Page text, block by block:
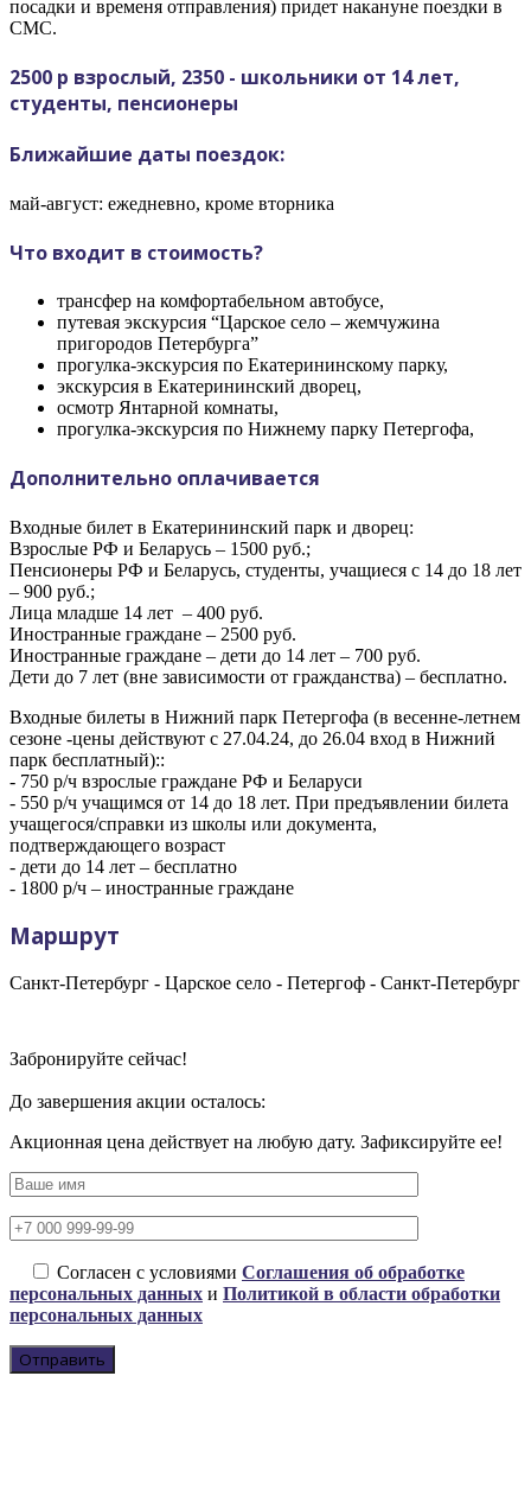
посадки и временя отправления) придет накануне поездки в
СМС.
2500 р взрослый, 2350 - школьники от 14 лет,
студенты, пенсионеры
Ближайшие даты поездок:
май-август: ежедневно, кроме вторника
Что входит в стоимость?
трансфер на комфортабельном автобусе,
путевая экскурсия “Царское село – жемчужина
пригородов Петербурга”
прогулка-экскурсия по Екатерининскому парку,
экскурсия в Екатерининский дворец,
осмотр Янтарной комнаты,
прогулка-экскурсия по Нижнему парку Петергофа,
Дополнительно оплачивается
Входные билет в Екатерининский парк и дворец:
Взрослые РФ и Беларусь – 1500 руб.;
Пенсионеры РФ и Беларусь, студенты, учащиеся с 14 до 18 лет
– 900 руб.;
Лица младше 14 лет – 400 руб.
Иностранные граждане – 2500 руб.
Иностранные граждане – дети до 14 лет – 700 руб.
Дети до 7 лет (вне зависимости от гражданства) – бесплатно.
Входные билеты в Нижний парк Петергофа (в весенне-летнем
сезоне -цены действуют с 27.04.24, до 26.04 вход в Нижний
парк бесплатный)::
- 750 р/ч взрослые граждане РФ и Беларуси
- 550 р/ч учащимся от 14 до 18 лет. При предъявлении билета
учащегося/справки из школы или документа,
подтверждающего возраст
- дети до 14 лет – бесплатно
- 1800 р/ч – иностранные граждане
Маршрут
Санкт-Петербург - Царское село - Петергоф - Санкт-Петербург
Забронируйте сейчас!
До завершения акции осталось:
Акционная цена действует на любую дату. Зафиксируйте ее!
Согласен с условиями Соглашения об обработке
персональных данных и Политикой в области обработки
персональных данных